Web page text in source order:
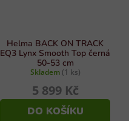
Helma BACK ON TRACK
EQ3 Lynx Smooth Top černá
50-53 cm
Skladem (1 ks)
5 899 Kč
DO KOŠÍKU